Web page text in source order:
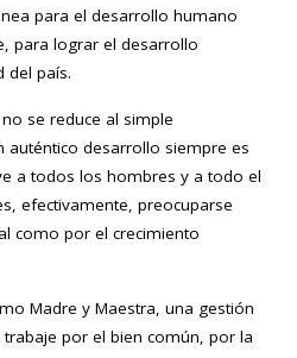
para el desarrollo humano
para lograr el desarrollo
del país.
se reduce al simple
auténtico desarrollo siempre es
a todos los hombres y a todo el
efectivamente, preocuparse
como por el crecimiento
Madre y Maestra, una gestión
por el bien común, por la